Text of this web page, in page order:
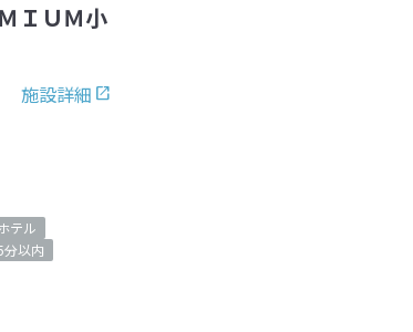
ＩＵＭ小
施設詳細
テル
分以内